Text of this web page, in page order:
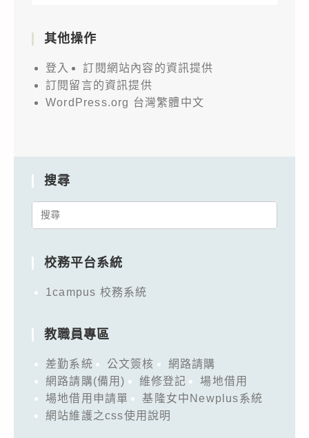
其他操作
登入
訂閱網站內容的資訊提供
訂閱留言的資訊提供
WordPress.org 台灣繁體中文
搜尋
Search
校務平台系統
1campus 校務系統
教職員專區
差勤系統 公文簽核
網路請購
網路請購(備用)
維修登記
場地借用
場地借用申請單
基隆女中Newplus系統
網站維護之css使用說明